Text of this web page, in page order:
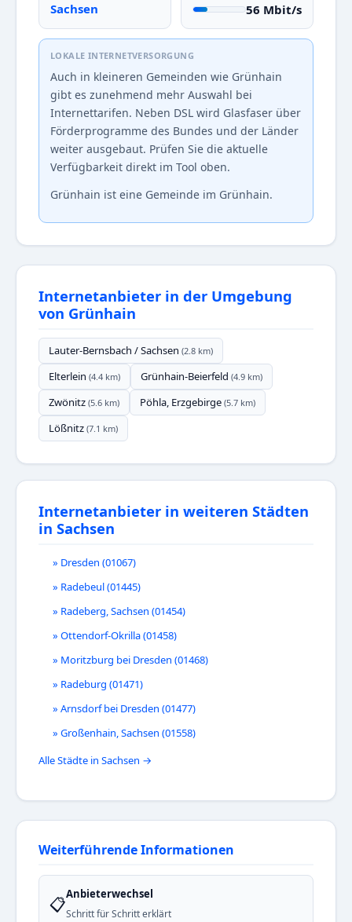
Sachsen 56 Mbit/s
LOKALE INTERNETVERSORGUNG
Auch in kleineren Gemeinden wie Grünhain
gibt es zunehmend mehr Auswahl bei
Internettarifen. Neben DSL wird Glasfaser über
Förderprogramme des Bundes und der Länder
weiter ausgebaut. Prüfen Sie die aktuelle
Verfügbarkeit direkt im Tool oben.
Grünhain ist eine Gemeinde im Grünhain.
Internetanbieter in der Umgebung
von Grünhain
Lauter-Bernsbach / Sachsen (2.8 km)
Elterlein (4.4 km) Grünhain-Beierfeld (4.9 km)
Zwönitz (5.6 km) Pöhla, Erzgebirge (5.7 km)
Lößnitz (7.1 km)
Internetanbieter in weiteren Städten
in Sachsen
» Dresden (01067)
» Radebeul (01445)
» Radeberg, Sachsen (01454)
» Ottendorf-Okrilla (01458)
» Moritzburg bei Dresden (01468)
» Radeburg (01471)
» Arnsdorf bei Dresden (01477)
» Großenhain, Sachsen (01558)
Alle Städte in Sachsen →
Weiterführende Informationen
📋Anbieterwechsel
Schritt für Schritt erklärt